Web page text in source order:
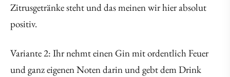
Zitrusgetränke steht und das meinen wir hier absolut
positiv.
Variante 2: Ihr nehmt einen Gin mit ordentlich Feuer
und ganz eigenen Noten darin und gebt dem Drink